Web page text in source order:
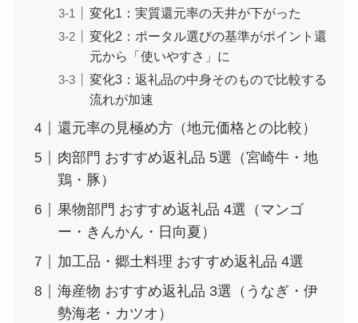
変化1：実質還元率の天井が下がった
変化2：ポータル選びの基準がポイント還
元から「使いやすさ」に
変化3：返礼品の中身そのもので比較する
流れが加速
還元率の見極め方（地元価格との比較）
肉部門 おすすめ返礼品 5選（宮崎牛・地
鶏・豚）
果物部門 おすすめ返礼品 4選（マンゴ
ー・きんかん・日向夏）
加工品・郷土料理 おすすめ返礼品 4選
海産物 おすすめ返礼品 3選（うなぎ・伊
勢海老・カツオ）